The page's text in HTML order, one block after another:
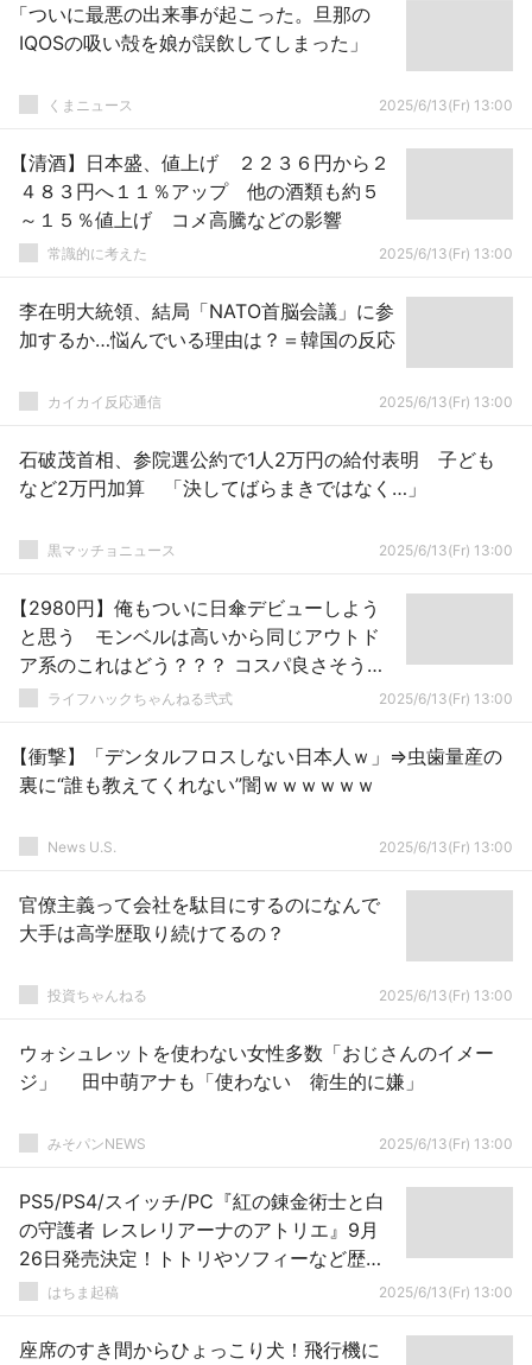
「ついに最悪の出来事が起こった。旦那の
IQOSの吸い殻を娘が誤飲してしまった」
くまニュース 2025/6/13(Fr) 13:00
【清酒】日本盛、値上げ ２２３６円から２
４８３円へ１１％アップ 他の酒類も約５
～１５％値上げ コメ高騰などの影響
常識的に考えた 2025/6/13(Fr) 13:00
李在明大統領、結局「NATO首脳会議」に参
加するか…悩んでいる理由は？＝韓国の反応
カイカイ反応通信 2025/6/13(Fr) 13:00
石破茂首相、参院選公約で1人2万円の給付表明 子ども
など2万円加算 「決してばらまきではなく…」
黒マッチョニュース 2025/6/13(Fr) 13:00
【2980円】俺もついに日傘デビューしよう
と思う モンベルは高いから同じアウトド
ア系のこれはどう？？？ コスパ良さそうじ
ゃね？？？
ライフハックちゃんねる弐式 2025/6/13(Fr) 13:00
【衝撃】「デンタルフロスしない日本人ｗ」⇒虫歯量産の
裏に“誰も教えてくれない”闇ｗｗｗｗｗｗ
News U.S. 2025/6/13(Fr) 13:00
官僚主義って会社を駄目にするのになんで
大手は高学歴取り続けてるの？
投資ちゃんねる 2025/6/13(Fr) 13:00
ウォシュレットを使わない女性多数「おじさんのイメー
ジ」 田中萌アナも「使わない 衛生的に嫌」
みそパンNEWS 2025/6/13(Fr) 13:00
PS5/PS4/スイッチ/PC『紅の錬金術士と白
の守護者 レスレリアーナのアトリエ』9月
26日発売決定！トトリやソフィーなど歴代
キャラも登場！
はちま起稿 2025/6/13(Fr) 13:00
座席のすき間からひょっこり犬！飛行機に